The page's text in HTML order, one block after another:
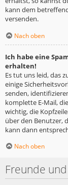
kann dem
versenden.
Nach oben
Ich habe eine
erhalten!
Es tut uns leid, das
einige
senden,
komplette E-Mail,
wichtig, die
über den Benutzer,
kann dann
Nach oben
Freunde